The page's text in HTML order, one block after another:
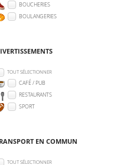
BOUCHERIES
BOULANGERIES
TOUT SÉLECTIONNER
CAFÉ / PUB
RESTAURANTS
SPORT
EN COMMUN
TOUT SÉLECTIONNER